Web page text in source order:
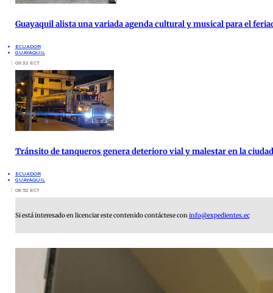
Guayaquil alista una variada agenda cultural y musical para el
ECUADOR
GUAYAQUIL
09:32 ECT
Tránsito de tanqueros genera deterioro vial y malestar en la
ECUADOR
GUAYAQUIL
08:52 ECT
Si está interesado en licenciar este contenido contáctese con info@expedientes.ec